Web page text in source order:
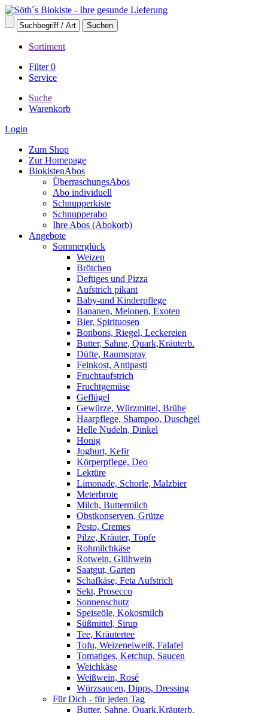
Sortiment
Filter0
Service
Suche
Warenkorb
Login
Zum Shop
Zur Homepage
BiokistenAbos
ÜberraschungsAbos
Abo individuell
Schnupperkiste
Schnupperabo
Ihre Abos (Abokorb)
Angebote
Sommerglück
Weizen
Brötchen
Deftiges und Pizza
Aufstrich pikant
Baby-und Kinderpflege
Bananen, Melonen, Exoten
Bier, Spirituosen
Bonbons, Riegel, Leckereien
Butter, Sahne, Quark,Kräuterb.
Düfte, Raumspray
Feinkost, Antipasti
Fruchtaufstrich
Fruchtgemüse
Geflügel
Gewürze, Würzmittel, Brühe
Haarpflege, Shampoo, Duschgel
Helle Nudeln, Dinkel
Honig
Joghurt, Kefir
Körperpflege, Deo
Lektüre
Limonade, Schorle, Malzbier
Meterbrote
Milch, Buttermilch
Obstkonserven, Grütze
Pesto, Cremes
Pilze, Kräuter, Töpfe
Rohmilchkäse
Rotwein, Glühwein
Saatgut, Garten
Schafkäse, Feta Aufstrich
Sekt, Prosecco
Sonnenschutz
Speiseöle, Kokosmilch
Süßmittel, Sirup
Tee, Kräutertee
Tofu, Weizeneiweiß, Falafel
Tomatiges, Ketchup, Saucen
Weichkäse
Weißwein, Rosé
Würzsaucen, Dipps, Dressing
Für Dich - für jeden Tag
Butter, Sahne, Quark,Kräuterb.